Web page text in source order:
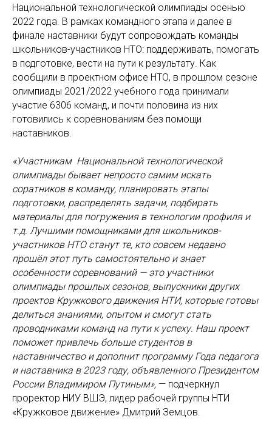
Национальной технологической олимпиады осенью
2022 года. В рамках командного этапа и далее в
финале наставники будут сопровождать команды
школьников-участников НТО: поддерживать, помогать
в подготовке, вести на пути к результату. Как
сообщили в проектном офисе НТО, в прошлом сезоне
олимпиады 2021/2022 учебного года принимали
участие 6306 команд, и почти половина из них
готовились к соревнованиям без помощи
наставников.
«Участникам Национальной технологической
олимпиады бывает непросто самим искать
соратников в команду, планировать этапы
подготовки, распределять задачи, подбирать
материалы для погружения в технологии профиля и
т.д. Лучшими помощниками для школьников-
участников НТО станут те, кто совсем недавно
прошёл этот путь самостоятельно и знает
особенности соревнований — это участники
олимпиады прошлых сезонов, выпускники других
проектов Кружкового движения НТИ, которые готовы
делиться знаниями, опытом и смогут стать
проводниками команд на пути к успеху. Наш проект
поможет привлечь больше студентов в
наставничество и дополнит программу Года педагога
и наставника в 2023 году, объявленного Президентом
России Владимиром Путиным», — подчеркнул
проректор НИУ ВШЭ, лидер рабочей группы НТИ
«Кружковое движение» Дмитрий Земцов.